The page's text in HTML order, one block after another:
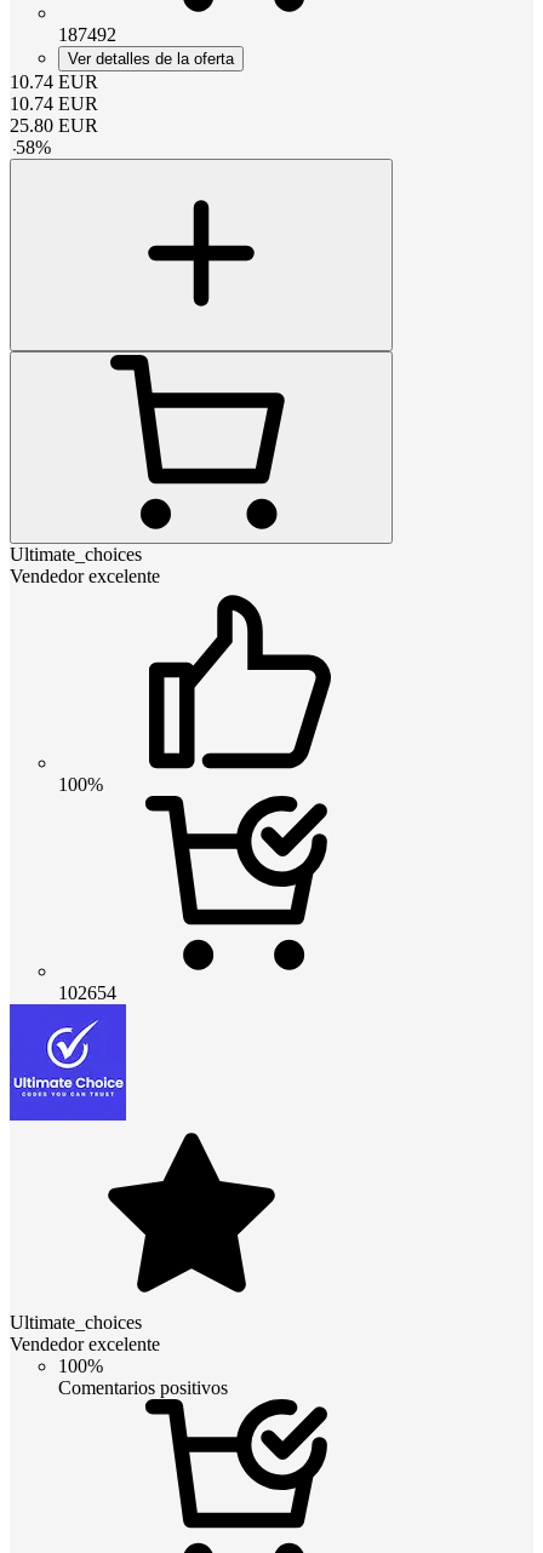
187492
Ver detalles de la oferta
10.74 EUR
10.74 EUR
25.80 EUR
-58%
Ultimate_choices
Vendedor excelente
100%
102654
Ultimate_choices
Vendedor excelente
100%
Comentarios positivos